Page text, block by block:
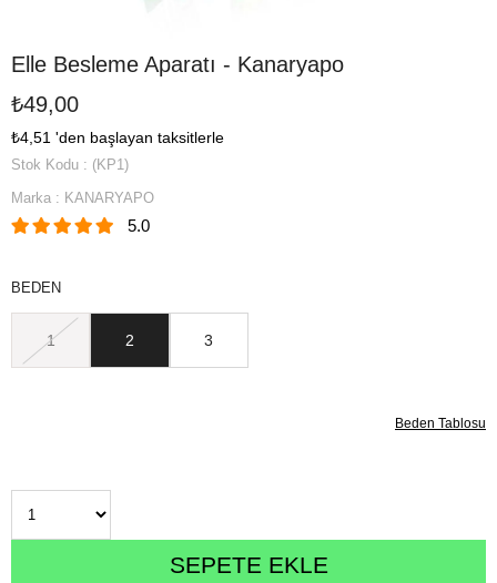
Elle Besleme Aparatı - Kanaryapo
₺49,00
₺4,51 'den başlayan taksitlerle
Stok Kodu
(KP1)
Marka : KANARYAPO
5.0
BEDEN
1 2 3
Beden Tablosu